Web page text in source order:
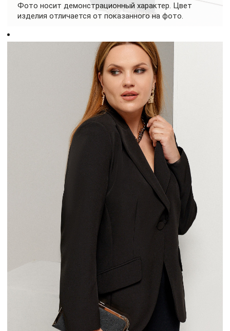
Фото носит демонстрационный характер. Цвет
изделия отличается от показанного на фото.